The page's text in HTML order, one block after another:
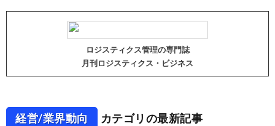
ロジスティクス管理の専門誌
月刊ロジスティクス・ビジネス
経営/業界動向 カテゴリの最新記事